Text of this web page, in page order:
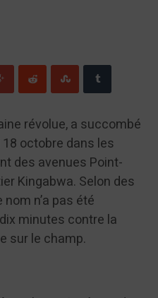
révolue, a succombé
octobre dans les
des avenues Point-
Kingabwa. Selon des
n’a pas été
minutes contre la
sur le champ.